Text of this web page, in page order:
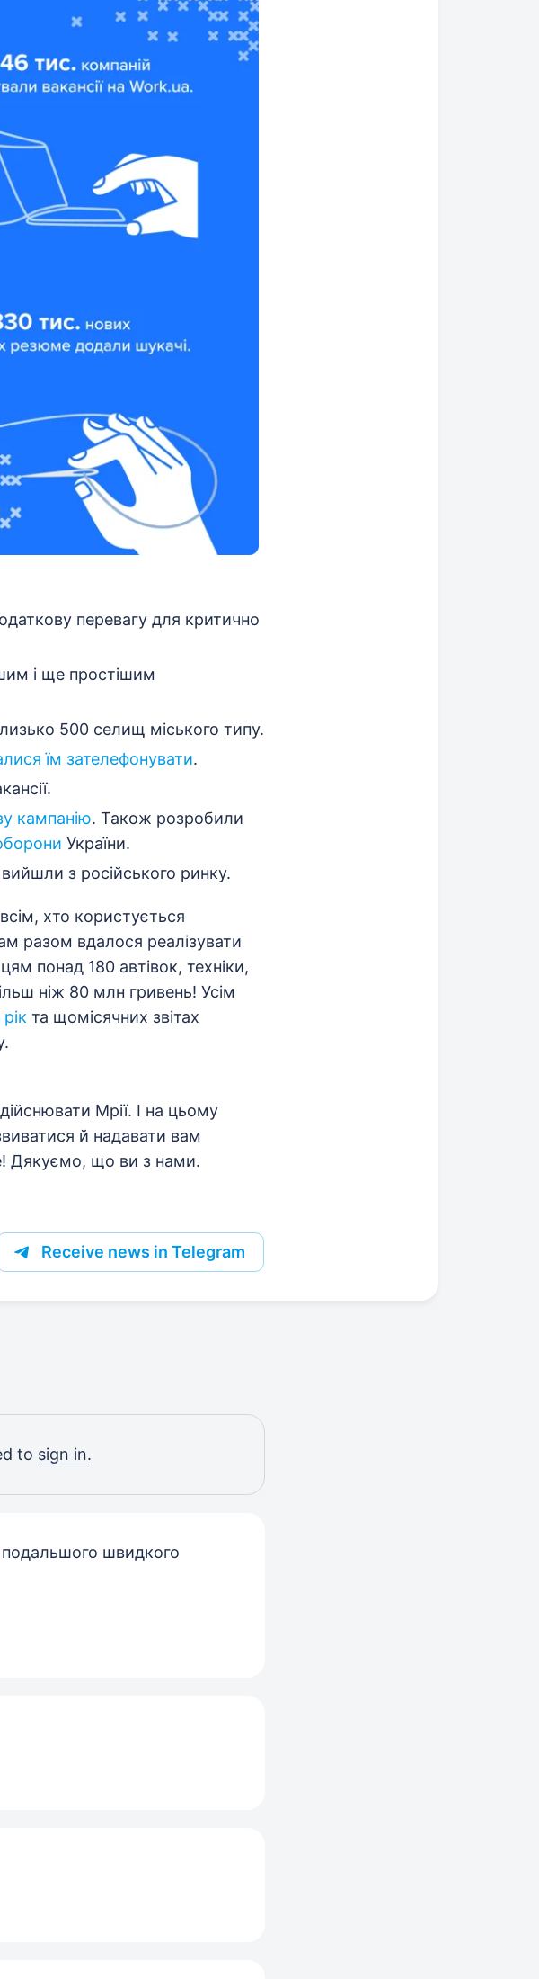
перевагу для критично
і ще простішим
500 селищ міського типу.
їм зателефонувати.
кампанію. Також розробили
України.
з російського ринку.
хто користується
разом вдалося реалізувати
понад 180 автівок, техніки,
ніж 80 млн гривень! Усім
та щомісячних звітах
Мрії. І на цьому
й надавати вам
Дякуємо, що ви з нами.
Receive news in Telegram
to sign in.
подальшого швидкого